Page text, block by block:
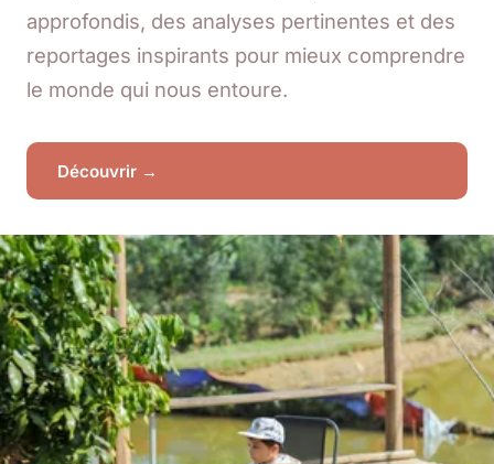
approfondis, des analyses pertinentes et des
reportages inspirants pour mieux comprendre
le monde qui nous entoure.
Découvrir →